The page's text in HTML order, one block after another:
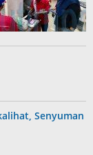
Senyuman